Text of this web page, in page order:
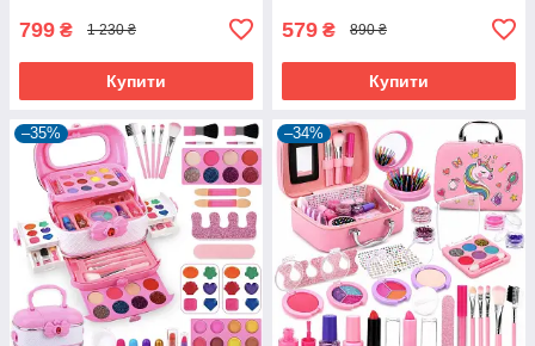
799 ₴ 1 230 ₴
Купити
579 ₴ 890 ₴
Купити
–35% –34%